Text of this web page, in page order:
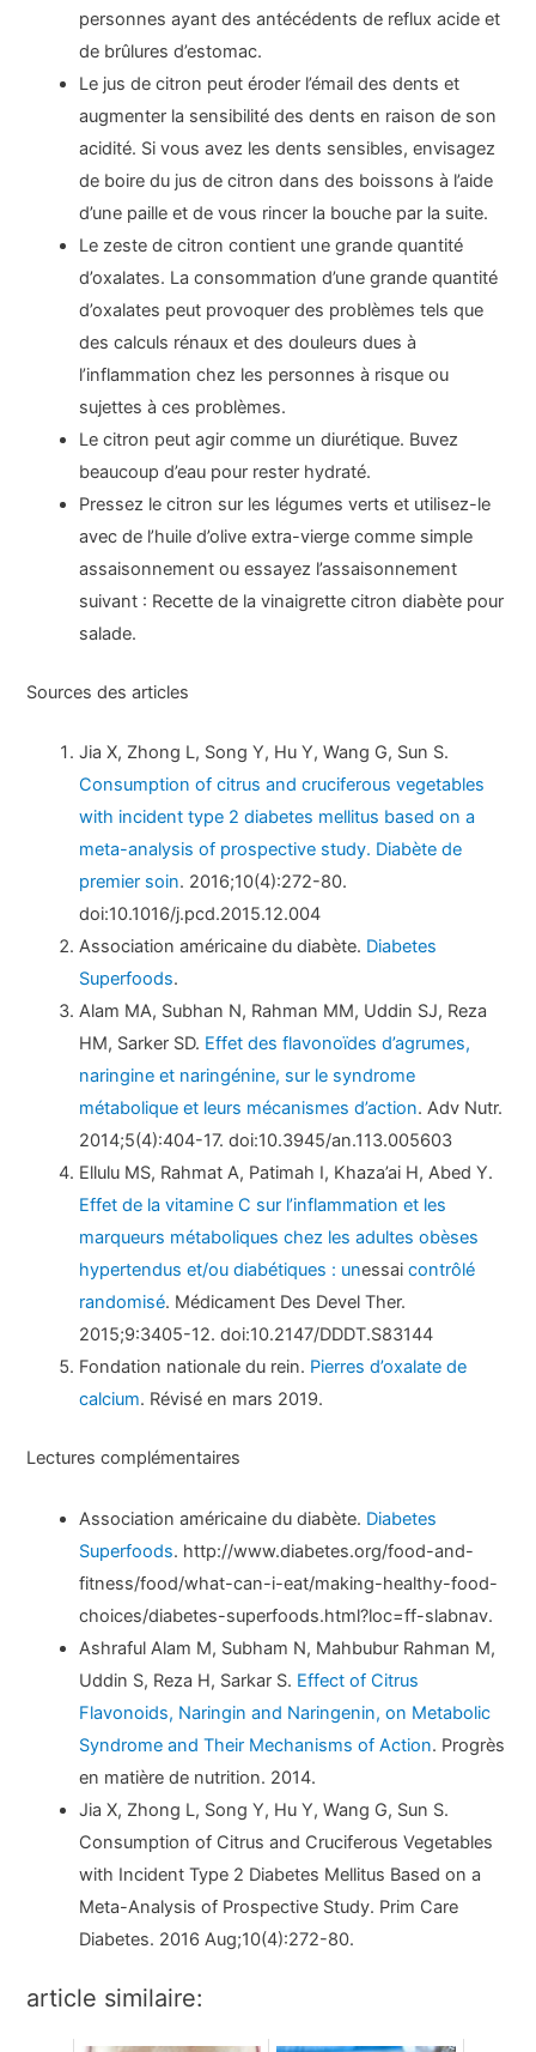
personnes ayant des antécédents de reflux acide et
de brûlures d’estomac.
Le jus de citron peut éroder l’émail des dents et
augmenter la sensibilité des dents en raison de son
acidité. Si vous avez les dents sensibles, envisagez
de boire du jus de citron dans des boissons à l’aide
d’une paille et de vous rincer la bouche par la suite.
Le zeste de citron contient une grande quantité
d’oxalates. La consommation d’une grande quantité
d’oxalates peut provoquer des problèmes tels que
des calculs rénaux et des douleurs dues à
l’inflammation chez les personnes à risque ou
sujettes à ces problèmes.
Le citron peut agir comme un diurétique. Buvez
beaucoup d’eau pour rester hydraté.
Pressez le citron sur les légumes verts et utilisez-le
avec de l’huile d’olive extra-vierge comme simple
assaisonnement ou essayez l’assaisonnement
suivant : Recette de la vinaigrette citron diabète pour
salade.
Sources des articles
Jia X, Zhong L, Song Y, Hu Y, Wang G, Sun S.
Consumption of citrus and cruciferous vegetables
with incident type 2 diabetes mellitus based on a
meta-analysis of prospective study. Diabète de
premier soin. 2016;10(4):272-80.
doi:10.1016/j.pcd.2015.12.004
Association américaine du diabète. Diabetes
Superfoods.
Alam MA, Subhan N, Rahman MM, Uddin SJ, Reza
HM, Sarker SD. Effet des flavonoïdes d’agrumes,
naringine et naringénine, sur le syndrome
métabolique et leurs mécanismes d’action. Adv Nutr.
2014;5(4):404-17. doi:10.3945/an.113.005603
Ellulu MS, Rahmat A, Patimah I, Khaza’ai H, Abed Y.
Effet de la vitamine C sur l’inflammation et les
marqueurs métaboliques chez les adultes obèses
hypertendus et/ou diabétiques : unessaicontrôlé
randomisé. Médicament Des Devel Ther.
2015;9:3405-12. doi:10.2147/DDDT.S83144
Fondation nationale du rein. Pierres d’oxalate de
calcium. Révisé en mars 2019.
Lectures complémentaires
Association américaine du diabète. Diabetes
Superfoods. http://www.diabetes.org/food-and-
fitness/food/what-can-i-eat/making-healthy-food-
choices/diabetes-superfoods.html?loc=ff-slabnav.
Ashraful Alam M, Subham N, Mahbubur Rahman M,
Uddin S, Reza H, Sarkar S. Effect of Citrus
Flavonoids, Naringin and Naringenin, on Metabolic
Syndrome and Their Mechanisms of Action. Progrès
en matière de nutrition. 2014.
Jia X, Zhong L, Song Y, Hu Y, Wang G, Sun S.
Consumption of Citrus and Cruciferous Vegetables
with Incident Type 2 Diabetes Mellitus Based on a
Meta-Analysis of Prospective Study. Prim Care
Diabetes. 2016 Aug;10(4):272-80.
article similaire: